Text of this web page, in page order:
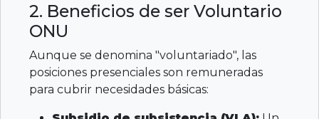
2. Beneficios de ser Voluntario
ONU
Aunque se denomina "voluntariado", las
posiciones presenciales son remuneradas
para cubrir necesidades básicas: